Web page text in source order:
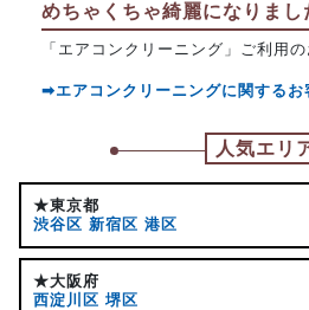
めちゃくちゃ綺麗になりまし
「エアコンクリーニング」ご利用
➡エアコンクリーニングに関するお
人気エリ
★東京都
渋谷区 新宿区 港区
★大阪府
西淀川区 堺区